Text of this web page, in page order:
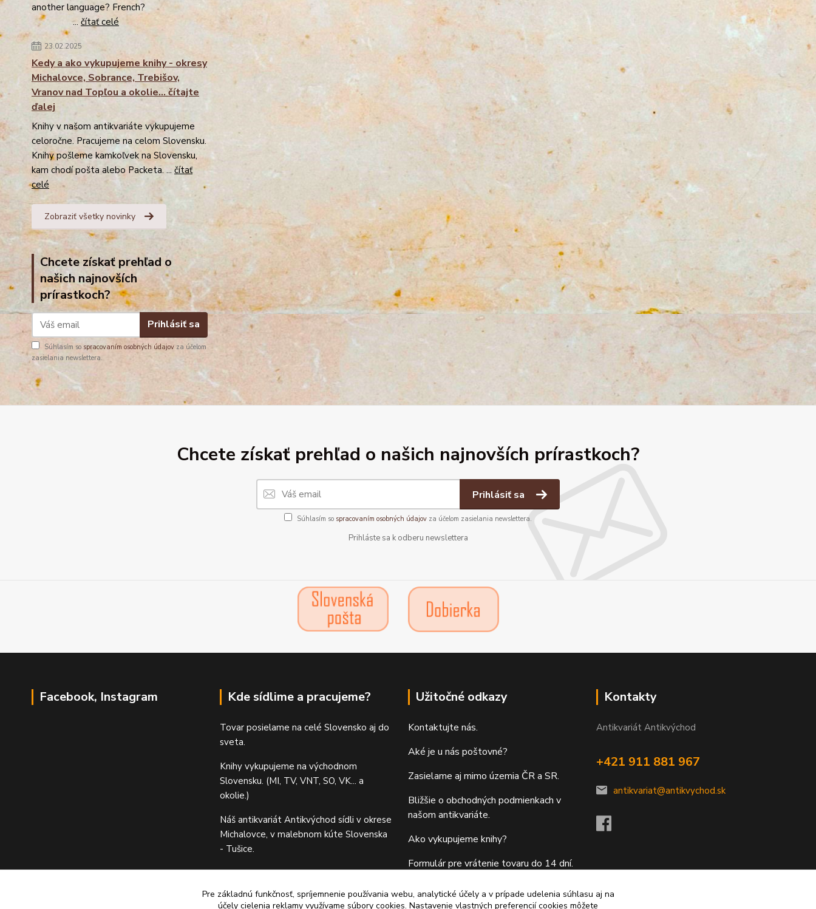
another language? French?
... čítať celé
23.02.2025
Kedy a ako vykupujeme knihy - okresy
Michalovce, Sobrance, Trebišov,
Vranov nad Topľou a okolie... čítajte
ďalej
Knihy v našom antikvariáte vykupujeme
celoročne. Pracujeme na celom Slovensku.
Knihy pošleme kamkoľvek na Slovensku,
kam chodí pošta alebo Packeta. ... čítať
celé
Zobraziť všetky novinky
Chcete získať prehľad o
našich najnovších
prírastkoch?
Prihlásiť sa
Súhlasím so spracovaním osobných údajov za účelom
zasielania newslettera.
Chcete získať prehľad o našich najnovších prírastkoch?
Prihlásiť sa
Súhlasím so spracovaním osobných údajov za účelom zasielania newslettera.
Prihláste sa k odberu newslettera
Facebook, Instagram Kde sídlime a pracujeme?
Tovar posielame na celé Slovensko aj do
sveta.
Knihy vykupujeme na východnom
Slovensku. (MI, TV, VNT, SO, VK... a
okolie.)
Náš antikvariát Antikvýchod sídli v okrese
Michalovce, v malebnom kúte Slovenska
- Tušice.
Užitočné odkazy
Kontaktujte nás.
Aké je u nás poštovné?
Zasielame aj mimo územia ČR a SR.
Bližšie o obchodných podmienkach v
našom antikvariáte.
Ako vykupujeme knihy?
Formulár pre vrátenie tovaru do 14 dní.
Kontakty
Antikvariát Antikvýchod
+421 911 881 967
antikvariat@antikvychod.sk
Pre základnú funkčnosť, spríjemnenie používania webu, analytické účely a v prípade udelenia súhlasu aj na
účely cielenia reklamy využívame súbory cookies. Nastavenie vlastných preferencií cookies môžete